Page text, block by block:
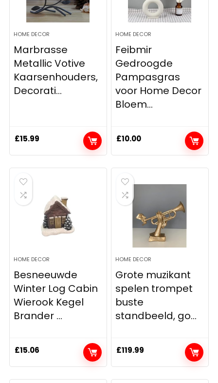
HOME DECOR
Marbrasse
Metallic Votive
Kaarsenhouders,
Decorati...
£15.99
HOME DECOR
Feibmir
Gedroogde
Pampasgras
voor Home Decor
Bloem...
£10.00
HOME DECOR
Besneeuwde
Winter Log Cabin
Wierook Kegel
Brander ...
£15.06
HOME DECOR
Grote muzikant
spelen trompet
buste
standbeeld, go...
£119.99